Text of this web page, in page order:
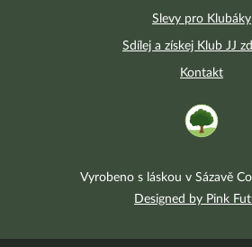
Slevy pro Klubáky
Sdílej a získej Klub JJ
Kontakt
Vyrobeno s láskou v Sázavě
Designed by Pink